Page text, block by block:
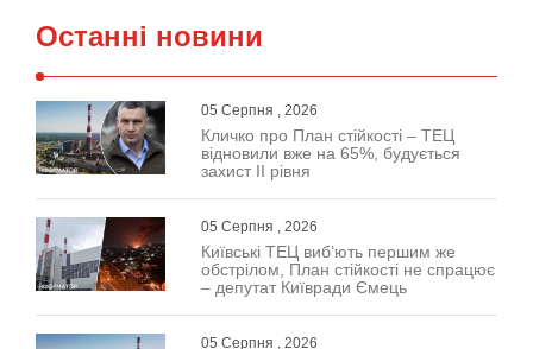
Останні новини
05 Серпня , 2026
Кличко про План стійкості – ТЕЦ
відновили вже на 65%, будується
захист ІІ рівня
05 Серпня , 2026
Київські ТЕЦ виб’ють першим же
обстрілом, План стійкості не спрацює
– депутат Київради Ємець
05 Серпня , 2026